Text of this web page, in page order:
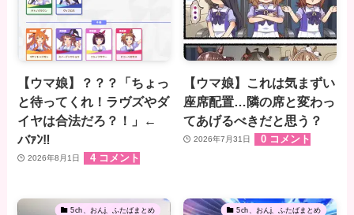
【ウマ娘】？？？「ちょっ
と待ってくれ！ラヴズやダ
イヤは合法だろ？！」←
バｧﾝ‼
2026年8月1日 4 コメント
【ウマ娘】これは気まずい
座席配置…隣の席と変わっ
てあげるべきだと思う？
2026年7月31日 0 コメント
5ch、おんj、ふたばまとめ 5ch、おんj、ふたばまとめ